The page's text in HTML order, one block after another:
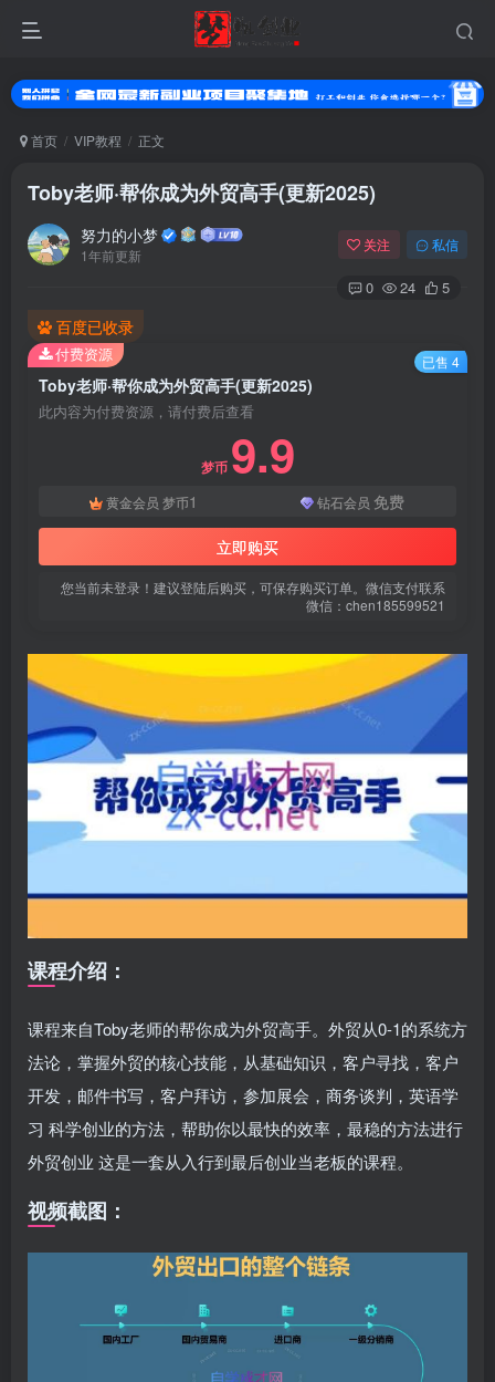
首页 VIP教程 正文
Toby老师·帮你成为外贸高手(更新2025)
努力的小梦
1年前更新
关注 私信
0 24 5
百度已收录
Toby老师·帮你成为外贸高手(更新2025)
此内容为付费资源，请付费后查看
梦币 9.9
黄金会员 梦币1 钻石会员 免费
立即购买
您当前未登录！建议登陆后购买，可保存购买订单。微信支付联系
微信：chen185599521
付费资源 已售 4
课程介绍：
课程来自Toby老师的帮你成为外贸高手。外贸从0-1的系统方
法论，掌握外贸的核心技能，从基础知识，客户寻找，客户
开发，邮件书写，客户拜访，参加展会，商务谈判，英语学
习 科学创业的方法，帮助你以最快的效率，最稳的方法进行
外贸创业 这是一套从入行到最后创业当老板的课程。
视频截图：
扫码登录
使用 其它方式登录 或 注册
扫码登录即表示同意用户协议、隐私声明